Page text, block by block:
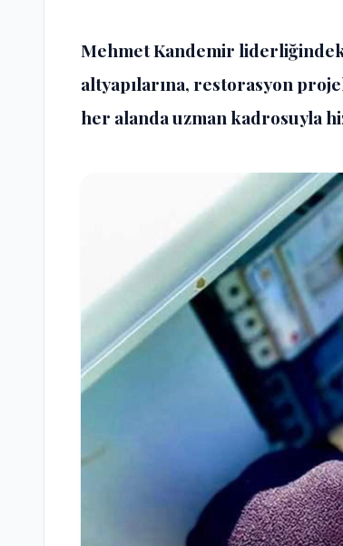
Mehmet Kandemir
altyapılarına, restorasyon
her alanda uzman kadrosuyla